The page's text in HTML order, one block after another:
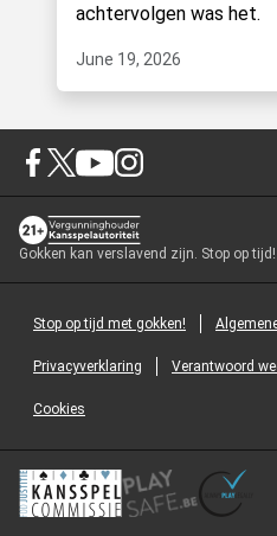
achtervolgen was het.
June 19, 2026
Gokken kan verslavend zijn. Stop op
Stop op tijd met gokken!
Privacyverklaring Verantwoord
Cookies